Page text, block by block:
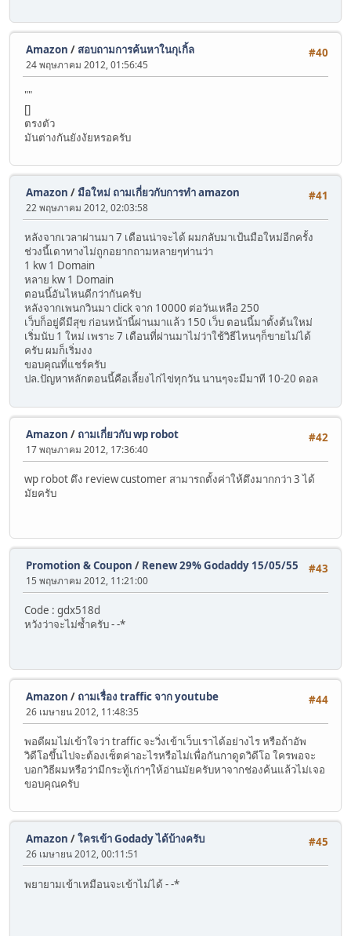
#40
Amazon / สอบถามการค้นหาในกุเกิ้ล
24 พฤษภาคม 2012, 01:56:45
""
[]
ตรงตัว
มันต่างกันยังงัยหรอครับ
#41
Amazon / มือใหม่ ถามเกี่ยวกับการทำ amazon
22 พฤษภาคม 2012, 02:03:58
หลังจากเวลาผ่านมา 7 เดือนน่าจะได้ ผมกลับมาเป้นมือใหม่อีกครั้ง
ช่วงนี้เดาทางไม่ถูกอยากถามหลายๆท่านว่า
1 kw 1 Domain
หลาย kw 1 Domain
ตอนนี้อันไหนดีกว่ากันครับ
หลังจากเพนกวินมา click จาก 10000 ต่อวันเหลือ 250
เว็บก็อยู่ดีมีสุข ก่อนหน้านี้ผ่านมาแล้ว 150 เว็บ ตอนนี้มาตั้งต้นใหม่
เริ่มนับ 1 ใหม่ เพราะ 7 เดือนที่ผ่านมาไม่ว่าใช้วิธีไหนๆก็ขายไม่ได้
ครับ ผมก็เริ่มงง
ขอบคุณที่แชร์ครับ
ปล.ปัญหาหลักตอนนี้คือเลี้ยงไก่ไข่ทุกวัน นานๆจะมีมาที 10-20 ดอล
#42
Amazon / ถามเกี่ยวกับ wp robot
17 พฤษภาคม 2012, 17:36:40
wp robot ดึง review customer สามารถตั้งค่าให้ดึงมากกว่า 3 ได้
มัยครับ
#43
Promotion & Coupon / Renew 29% Godaddy 15/05/55
15 พฤษภาคม 2012, 11:21:00
Code : gdx518d
หวังว่าจะไม่ซ้ำครับ - -*
#44
Amazon / ถามเรื่อง traffic จาก youtube
26 เมษายน 2012, 11:48:35
พอดีผมไม่เข้าใจว่า traffic จะวิ่งเข้าเว็บเราได้อย่างไร หรือถ้าอัพ
วิดีโอขึ้นไปจะต้องเซ็ตค่าอะไรหรือไม่เพื่อกันกาดูดวิดีโอ ใครพอจะ
บอกวิธีผมหรือว่ามีกระทู้เก่าๆให้อ่านมัยครับหาจากช่องค้นแล้วไม่เจอ
ขอบคุณครับ
#45
Amazon /ใครเข้า Godady ได้บ้างครับ
26 เมษายน 2012, 00:11:51
พยายามเข้าเหมือนจะเข้าไม่ได้ - -*